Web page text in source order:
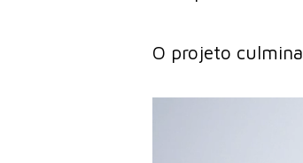
O projeto